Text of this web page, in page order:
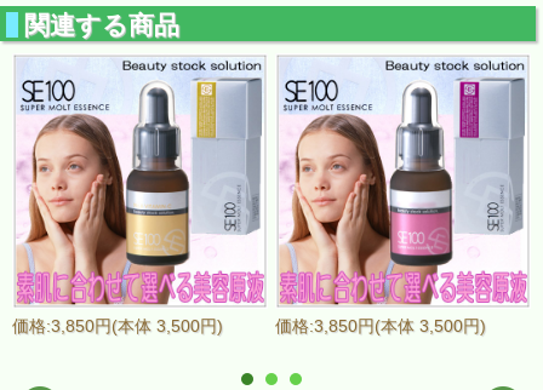
関連する商品
価格:3,850円(本体 3,500円) 価格:3,850円(本体 3,500円)